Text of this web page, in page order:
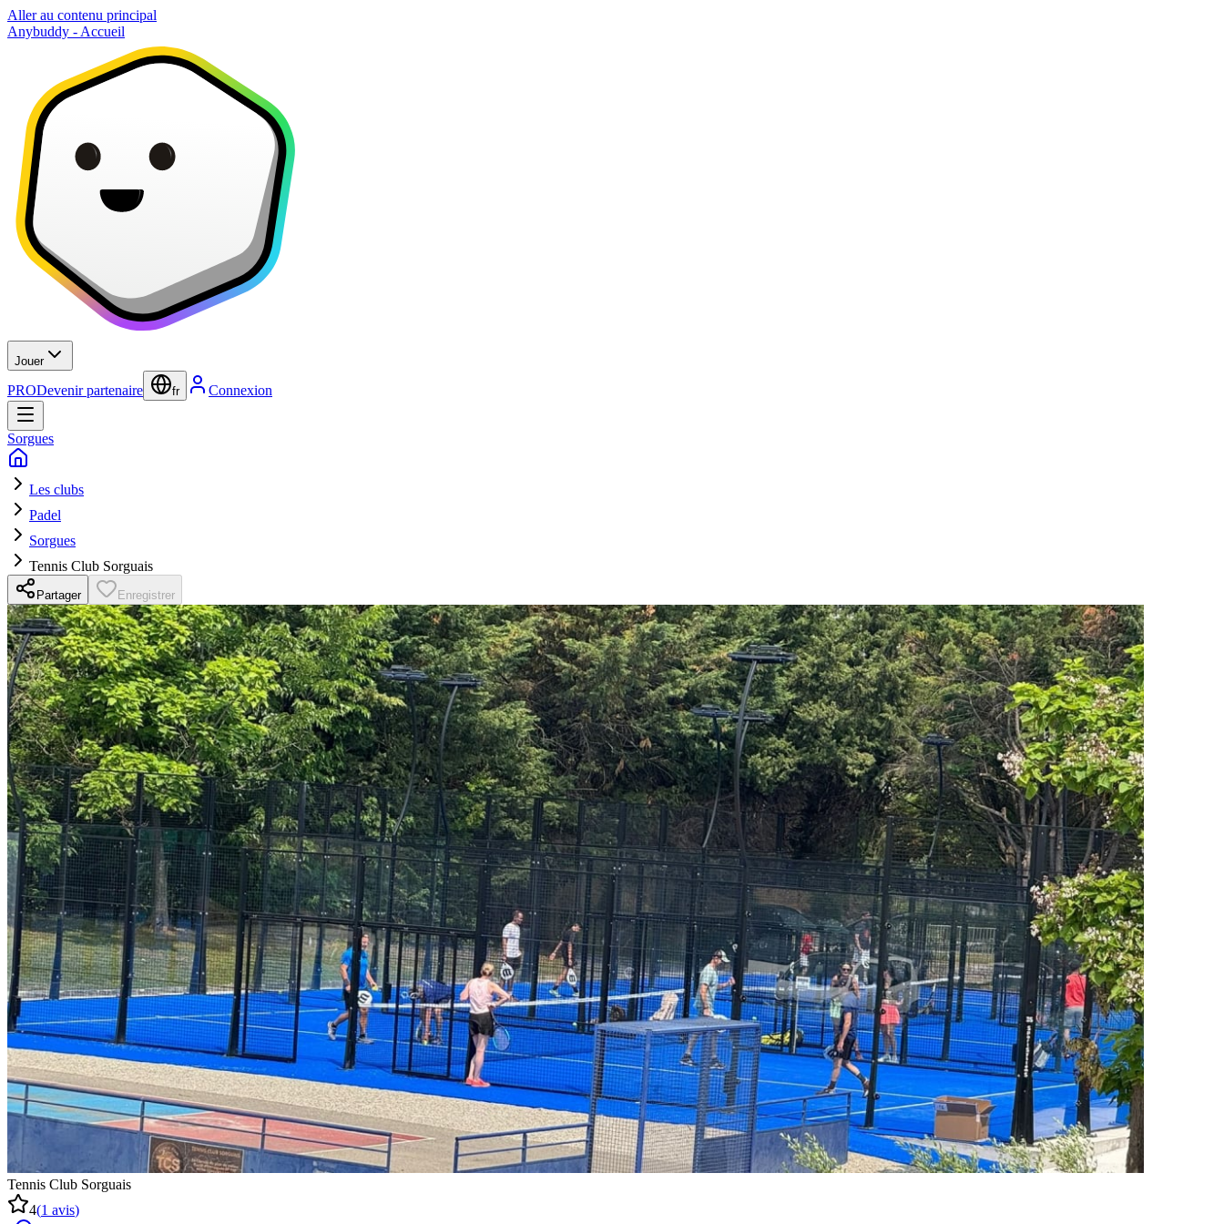
Aller au contenu principal
Anybuddy - Accueil
Jouer
PRODevenir partenaire fr Connexion
Sorgues
Les clubs
Padel
Sorgues
Tennis Club Sorguais
Partager Enregistrer
Tennis Club Sorguais
4(1 avis)